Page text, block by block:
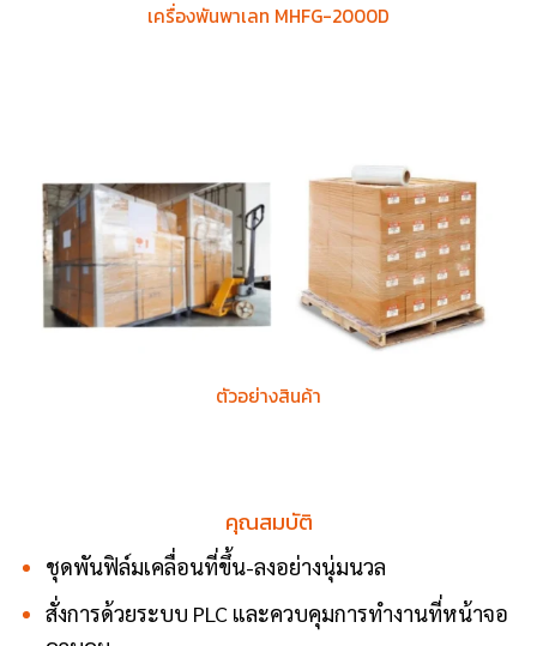
เครื่องพันพาเลท MHFG-2000D
ตัวอย่างสินค้า
คุณสมบัติ
ชุดพันฟิล์มเคลื่อนที่ขึ้น-ลงอย่างนุ่มนวล
สั่งการด้วยระบบ PLC และควบคุมการทำงานที่หน้าจอ